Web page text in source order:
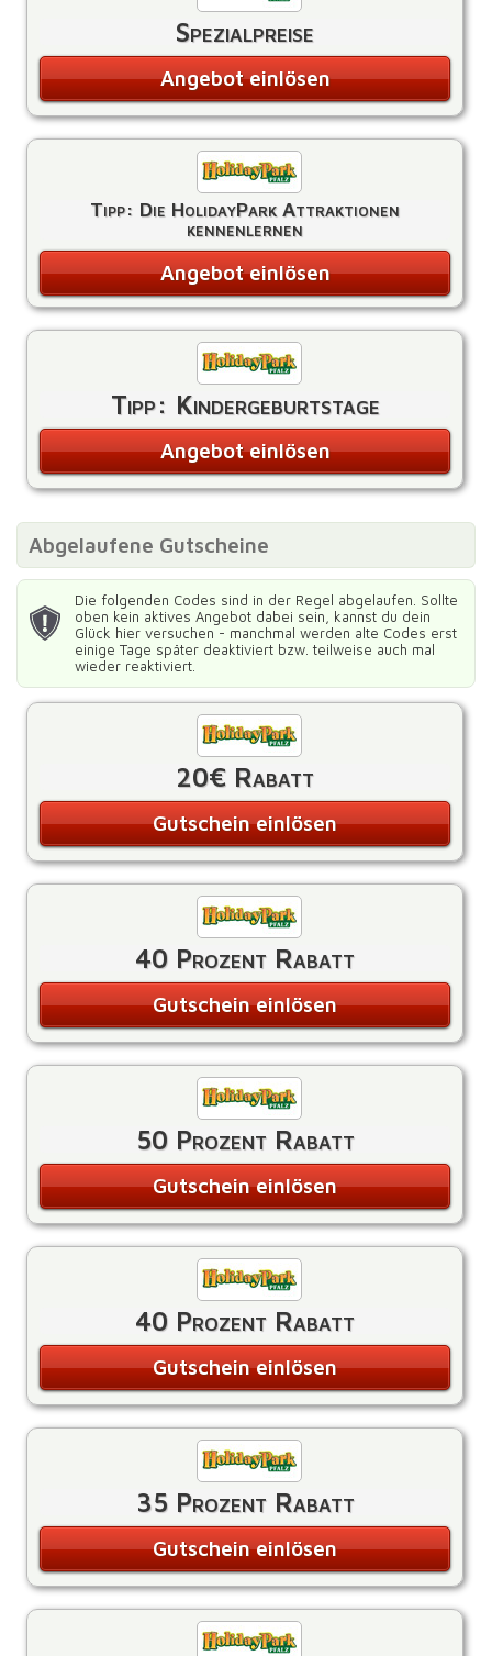
Spezialpreise
Angebot einlösen
Tipp: Die HolidayPark Attraktionen
kennenlernen
Angebot einlösen
Tipp: Kindergeburtstage
Angebot einlösen
Abgelaufene Gutscheine
Die folgenden Codes sind in der Regel abgelaufen. Sollte
oben kein aktives Angebot dabei sein, kannst du dein
Glück hier versuchen - manchmal werden alte Codes erst
einige Tage später deaktiviert bzw. teilweise auch mal
wieder reaktiviert.
20€ Rabatt
Gutschein einlösen
40 Prozent Rabatt
Gutschein einlösen
50 Prozent Rabatt
Gutschein einlösen
40 Prozent Rabatt
Gutschein einlösen
35 Prozent Rabatt
Gutschein einlösen